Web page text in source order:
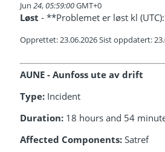
Jun 24,05:59:00GMT+0
Løst - **Problemet er løst kl
Opprettet: 23.06.2026 Sist oppdatert:
AUNE - Aunfoss ute av drift
Type: Incident
Duration: 18 hours and 54
Affected Components: Satref